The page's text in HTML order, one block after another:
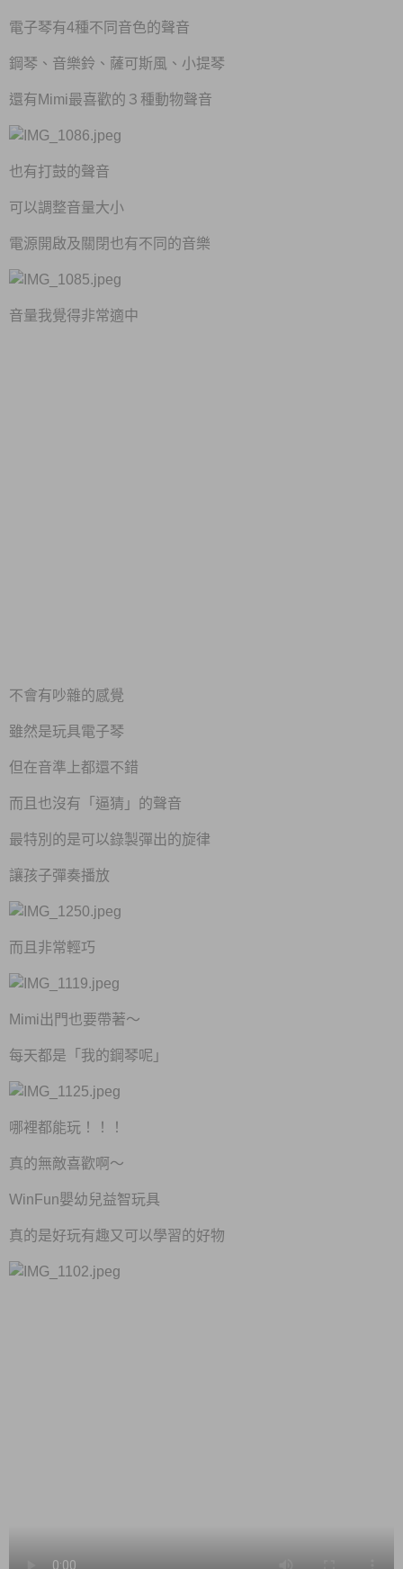
電子琴有4種不同音色的聲音
鋼琴、音樂鈴、薩可斯風、小提琴
還有Mimi最喜歡的３種動物聲音
也有打鼓的聲音
可以調整音量大小
電源開啟及關閉也有不同的音樂
音量我覺得非常適中
不會有吵雜的感覺
雖然是玩具電子琴
但在音準上都還不錯
而且也沒有「逼猜」的聲音
最特別的是可以錄製彈出的旋律
讓孩子彈奏播放
而且非常輕巧
Mimi出門也要帶著～
每天都是「我的鋼琴呢」
哪裡都能玩！！！
真的無敵喜歡啊～
WinFun嬰幼兒益智玩具
真的是好玩有趣又可以學習的好物